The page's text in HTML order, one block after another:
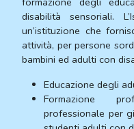
disabilità sensoriali.
un’istituzione che
attività, per persone
bambini ed adulti con
Educazione degli
Formazione
professionale per